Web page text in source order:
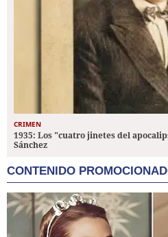
CRIMEN
1935: Los "cuatro jinetes del
Sánchez
CONTENIDO